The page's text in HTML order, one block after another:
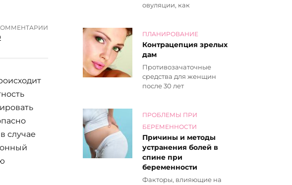
случае
овуляции, как
ПЛАНИРОВАНИЕ
Контрацепция зрелых
дам
Противозачаточные
средства для женщин
после 30 лет
ПРОБЛЕМЫ ПРИ
БЕРЕМЕННОСТИ
Причины и методы
устранения болей в
спине при
беременности
Факторы, влияющие на